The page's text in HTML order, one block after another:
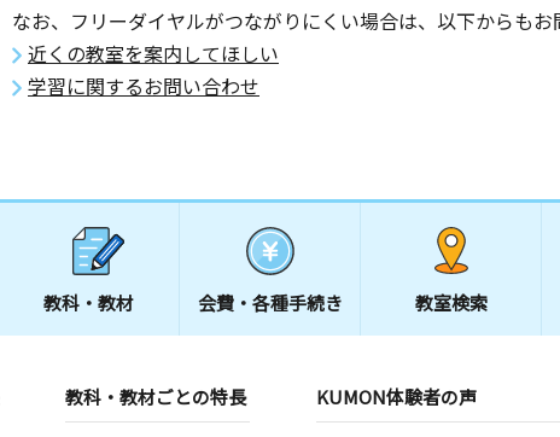
なお、フリーダイヤルがつながりにくい場合は、以下からもお
近くの教室を案内してほしい
学習に関するお問い合わせ
教科・教材 会費・ 各種手続き 教室検索
教科・教材ごとの特長 KUMON体験者の声